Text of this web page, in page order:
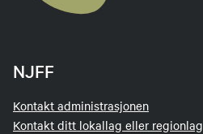
NJFF
Kontakt administrasjonen
Kontakt ditt lokallag eller regionlag